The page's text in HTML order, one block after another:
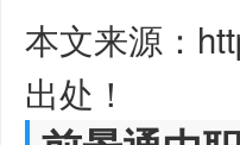
本文来源：
出处！